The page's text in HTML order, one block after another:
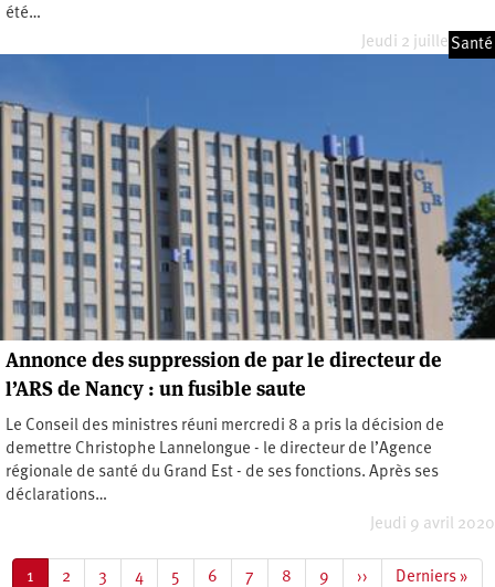
été…
Jeudi 2 juillet 2020
Santé
Annonce des suppression de par le directeur de
l’ARS de Nancy : un fusible saute
Le Conseil des ministres réuni mercredi 8 a pris la décision de
demettre Christophe Lannelongue - le directeur de l’Agence
régionale de santé du Grand Est - de ses fonctions. Après ses
déclarations…
Jeudi 9 avril 2020
Page
1 Page
2 Page
3 Page
4 Page
5 Page
6 Page
7 Page
8 Page
9
Page
››
Dernière
Derniers »